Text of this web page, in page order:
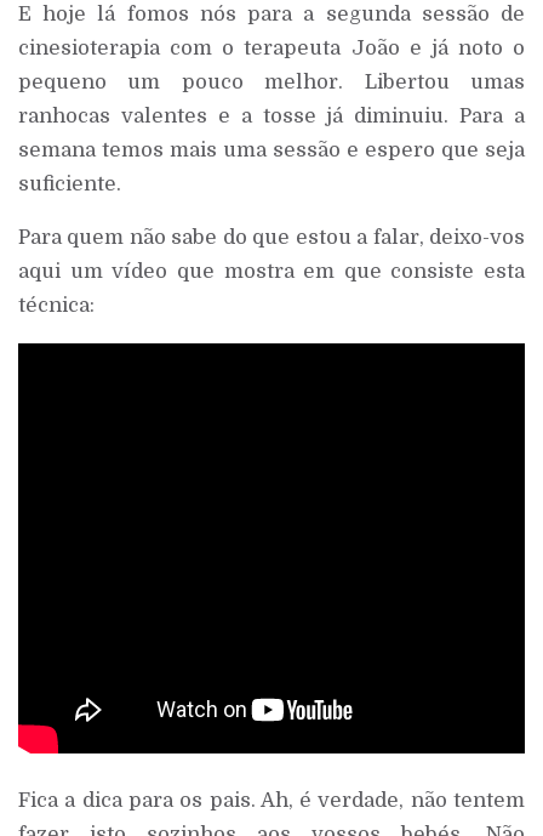
E hoje lá fomos nós para a segunda sessão de
cinesioterapia com o terapeuta João e já noto o
pequeno um pouco melhor. Libertou umas
ranhocas valentes e a tosse já diminuiu. Para a
semana temos mais uma sessão e espero que seja
suficiente.
Para quem não sabe do que estou a falar, deixo-vos
aqui um vídeo que mostra em que consiste esta
técnica:
Fica a dica para os pais. Ah, é verdade, não tentem